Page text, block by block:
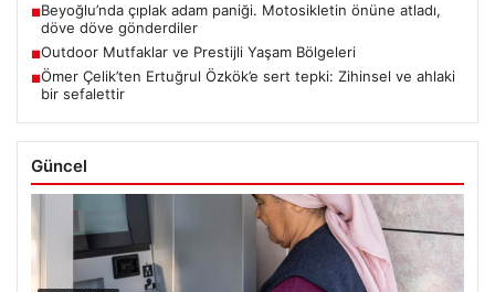
■Beyoğlu’nda çıplak adam paniği. Motosikletin önüne atladı,
döve döve gönderdiler
■Outdoor Mutfaklar ve Prestijli Yaşam Bölgeleri
■Ömer Çelik’ten Ertuğrul Özkök’e sert tepki: Zihinsel ve ahlaki
bir sefalettir
Güncel